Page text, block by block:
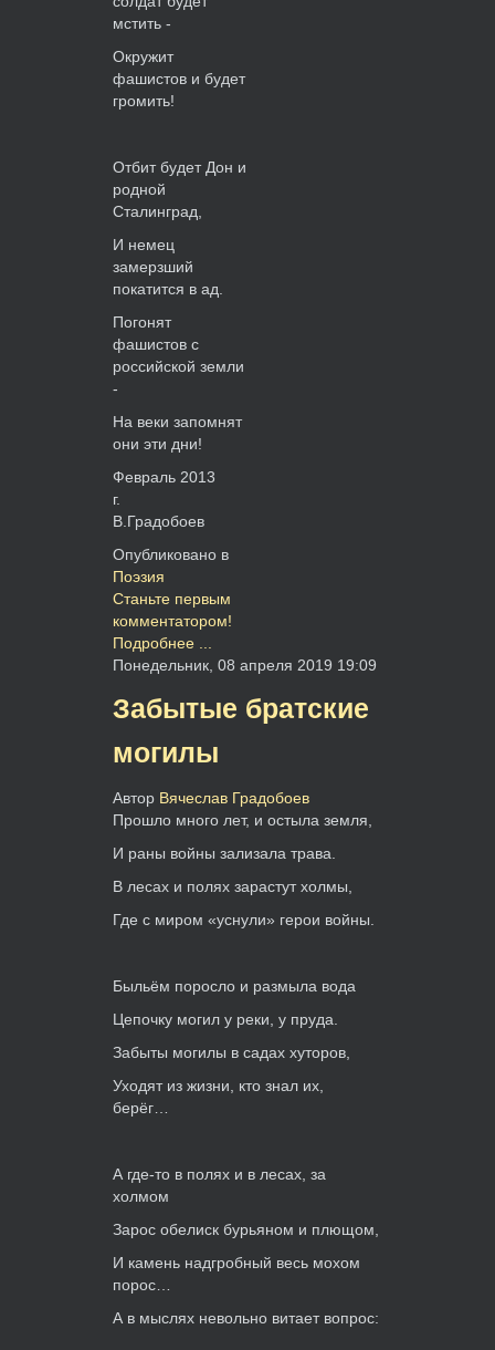
мстить -
Окружит
фашистов и будет
громить!
Отбит будет Дон и
родной
Сталинград,
И немец
замерзший
покатится в ад.
Погонят
фашистов с
российской земли
-
На веки запомнят
они эти дни!
Февраль 2013
г.
В.Градобоев
Опубликовано в
Поэзия
Станьте первым
комментатором!
Подробнее ...
Понедельник, 08 апреля 2019 19:09
Забытые братские
могилы
Автор Вячеслав Градобоев
Прошло много лет, и остыла земля,
И раны войны зализала трава.
В лесах и полях зарастут холмы,
Где с миром «уснули» герои войны.
Быльём поросло и размыла вода
Цепочку могил у реки, у пруда.
Забыты могилы в садах хуторов,
Уходят из жизни, кто знал их,
берёг…
А где-то в полях и в лесах, за
холмом
Зарос обелиск бурьяном и плющом,
И камень надгробный весь мохом
порос…
А в мыслях невольно витает вопрос: